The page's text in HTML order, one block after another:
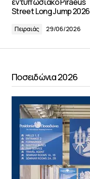
Street Long Jump 2026
Πειραιάς 29/06/2026
Ποσειδώνια 2026